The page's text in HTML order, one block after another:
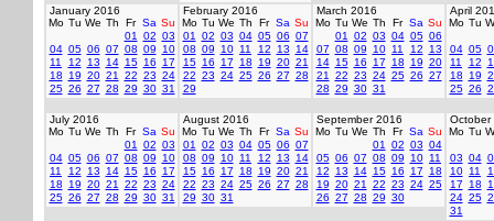
January 2016
Mo Tu We Th Fr Sa Su
01
02 03
04 05 06 07 08 09
10
11
12 13 14 15 16
17
18
19 20 21 22 23 24
25 26 27 28 29 30 31
February 2016
Mo Tu We Th Fr Sa Su
01
02 03 04 05 06 07
08 09 10 11 12 13
14
15 16 17 18 19 20 21
22 23 24 25 26 27 28
29
March 2016
Mo Tu We Th Fr Sa Su
01
02 03 04 05 06
07 08 09 10 11 12
13
14 15 16 17 18 19 20
21
22 23 24 25 26 27
28 29 30 31
April
Mo Tu
04 05
11
12
18
19
25 26
July 2016
Mo Tu We Th Fr Sa Su
01
02 03
04 05 06 07 08 09
10
11
12 13 14 15 16
17
18
19 20 21 22 23 24
25 26 27 28 29 30 31
August 2016
Mo Tu We Th Fr Sa Su
01
02 03 04 05 06 07
08 09 10 11 12 13
14
15 16 17 18 19 20 21
22 23 24 25 26 27 28
29 30 31
September 2016
Mo Tu We Th Fr Sa Su
01
02 03 04
05 06 07 08 09 10 11
12
13 14 15 16 17
18
19 20 21 22 23 24 25
26 27 28 29 30
October
Mo Tu
03 04
10 11
17
18
24 25
31